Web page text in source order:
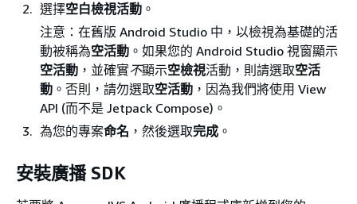
選擇空白檢視活動 。
注意：在舊版 Android Studio 中，以檢視為基礎的活
動被稱為空活動 。如果您的 Android Studio 視窗顯示
空活動 ，並確實不顯示空檢視活動，則請選取空活
動 。否則，請勿選取空活動 ，因為我們將使用 View
API (而不是 Jetpack Compose)。
為您的專案命名 ，然後選取完成 。
安裝廣播 SDK